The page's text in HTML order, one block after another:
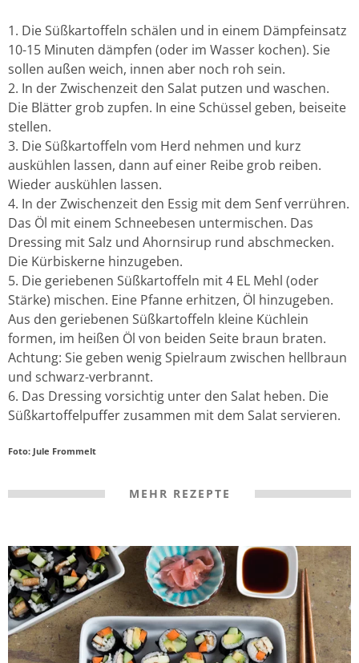
Die Süßkartoffeln schälen und in einem Dämpfeinsatz
10-15 Minuten dämpfen (oder im Wasser kochen). Sie
sollen außen weich, innen aber noch roh sein.
In der Zwischenzeit den Salat putzen und waschen.
Die Blätter grob zupfen. In eine Schüssel geben, beiseite
stellen.
Die Süßkartoffeln vom Herd nehmen und kurz
auskühlen lassen, dann auf einer Reibe grob reiben.
Wieder auskühlen lassen.
In der Zwischenzeit den Essig mit dem Senf verrühren.
Das Öl mit einem Schneebesen untermischen. Das
Dressing mit Salz und Ahornsirup rund abschmecken.
Die Kürbiskerne hinzugeben.
Die geriebenen Süßkartoffeln mit 4 EL Mehl (oder
Stärke) mischen. Eine Pfanne erhitzen, Öl hinzugeben.
Aus den geriebenen Süßkartoffeln kleine Küchlein
formen, im heißen Öl von beiden Seite braun braten.
Achtung: Sie geben wenig Spielraum zwischen hellbraun
und schwarz-verbrannt.
Das Dressing vorsichtig unter den Salat heben. Die
Süßkartoffelpuffer zusammen mit dem Salat servieren.
Foto: Jule Frommelt
MEHR REZEPTE